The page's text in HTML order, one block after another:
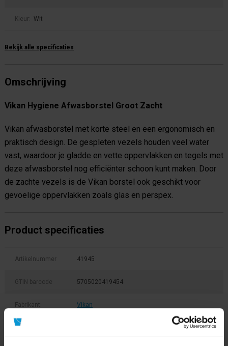
Kleur: Wit
Bekijk alle specificaties
Omschrijving
Vikan Hygiene Afwasborstel Groot Zacht
Vikan afwasborstel met korte steel en een ergonomisch en
praktisch design. De gespleten vezels houden veel water
vast, waardoor je gladde en vette oppervlakken en tegels met
deze afwasborstel nog efficiënter schoon kunt maken. Door
de zachte vezels is de Vikan borstel ook geschikt voor
gevoelige oppervlakken zoals glas en perspex.
Product specificaties
Artikelnummer 41945
GTIN barcode 5705020419454
Fabrikant: Vikan
Soort